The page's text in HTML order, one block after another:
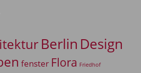
Berlin Design
fenster Flora Friedhof